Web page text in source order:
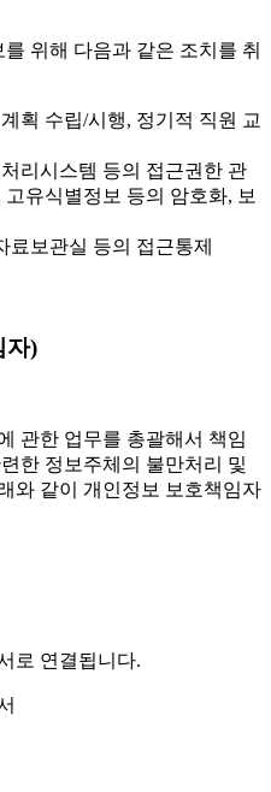
위해 다음과 같은 조치를 취
획 수립/시행, 정기적 직원 교
리시스템 등의 접근권한 관
유식별정보 등의 암호화, 보
료보관실 등의 접근통제
자)
관한 업무를 총괄해서 책임
한 정보주체의 불만처리 및
와 같이 개인정보 보호책임자
로 연결됩니다.